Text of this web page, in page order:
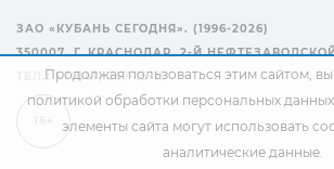
ЗАО «КУБАНЬ СЕГОДНЯ». (1996-2026)
350007, Г. КРАСНОДАР, 2-Й
ТЕЛ.: +7(861) 267-15-15
Продолжая пользоваться этим сайтом,
политикой обработки персональных данных
элементы сайта могут использовать
аналитические данные.